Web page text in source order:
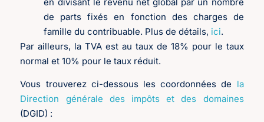
de parts fixés en fonction des charges de
famille du contribuable. Plus de détails, ici.
Par ailleurs, la TVA est au taux de 18% pour le taux
normal et 10% pour le taux réduit.
Vous trouverez ci-dessous les coordonnées de la
Direction générale des impôts et des domaines
(DGID) :